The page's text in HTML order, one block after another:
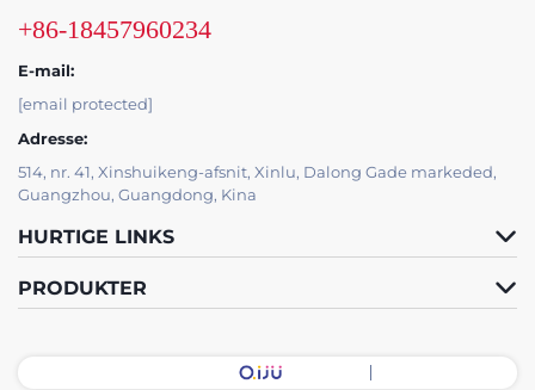
+86-18457960234
E-mail:
[email protected]
Adresse:
514, nr. 41, Xinshuikeng-afsnit, Xinlu, Dalong Gade markeded,
Guangzhou, Guangdong, Kina
HURTIGE LINKS
PRODUKTER